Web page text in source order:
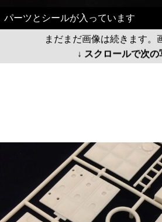
パーツとシールが入っています
まだまだ画像は続きます。
↓ スクロールで次の